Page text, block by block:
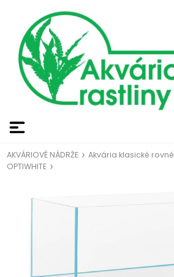
AKVÁRIOVÉ NÁDRŽE Akvária klasické rovné
OPTIWHITE